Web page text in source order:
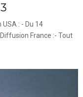
: - Du 14
France :- Tout